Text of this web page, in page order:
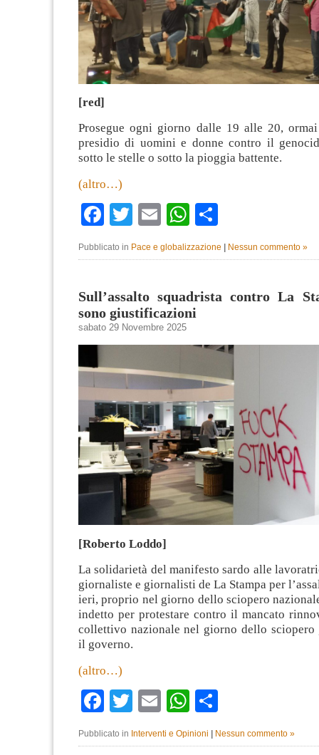
[red]
Prosegue ogni giorno dalle 19 alle 20,
presidio di uomini e donne contro il
sotto le stelle o sotto la pioggia battente.
(altro…)
Facebook
TwitterEmailWhatsApp
Pubblicato in Pace e globalizzazione | Nessun commento »
Sull’assalto squadrista contro La
sono giustificazioni
sabato 29 Novembre 2025
[Roberto Loddo]
La solidarietà del manifesto sardo alle
giornaliste e giornalisti de La Stampa per
ieri, proprio nel giorno dello sciopero
indetto per protestare contro il mancato
collettivo nazionale nel giorno dello sciopero
il governo.
(altro…)
Facebook
TwitterEmailWhatsApp
Pubblicato in Interventi e Opinioni | Nessun commento »